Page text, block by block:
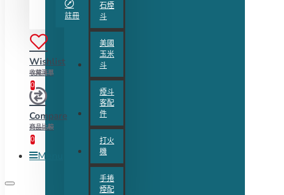
石煙
斗
美國
玉米
斗
煙斗
客配
件
打火
機
手捲
煙配
註冊
Wishlist
收藏清單
0
Compare
商品比較
0
Menu